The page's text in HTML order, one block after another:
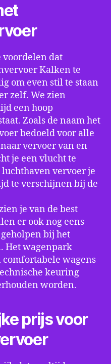
voordelen dat
Kalken te
om even stil te staan
zelf. We zien
een hoop
Zoals de naam het
bedoeld voor alle
vervoer van en
je een vlucht te
vervoer je
te verschijnen bij de
je van de best
er ook nog eens
bij het
Het wagenpark
wagens
keuring
worden.
prijs voor